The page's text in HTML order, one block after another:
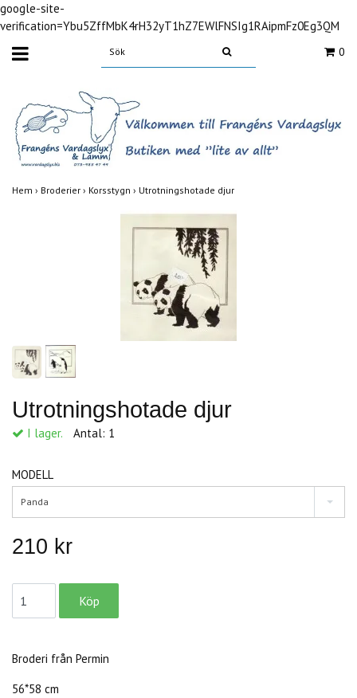
google-site-
verification=Ybu5ZffMbK4rH32yT1hZ7EWlFNSIg1RAipmFz0Eg3QM
0
Hem › Broderier › Korsstygn › Utrotningshotade djur
Utrotningshotade djur
I lager. Antal: 1
MODELL
Panda
210 kr
Broderi från Permin
56*58 cm